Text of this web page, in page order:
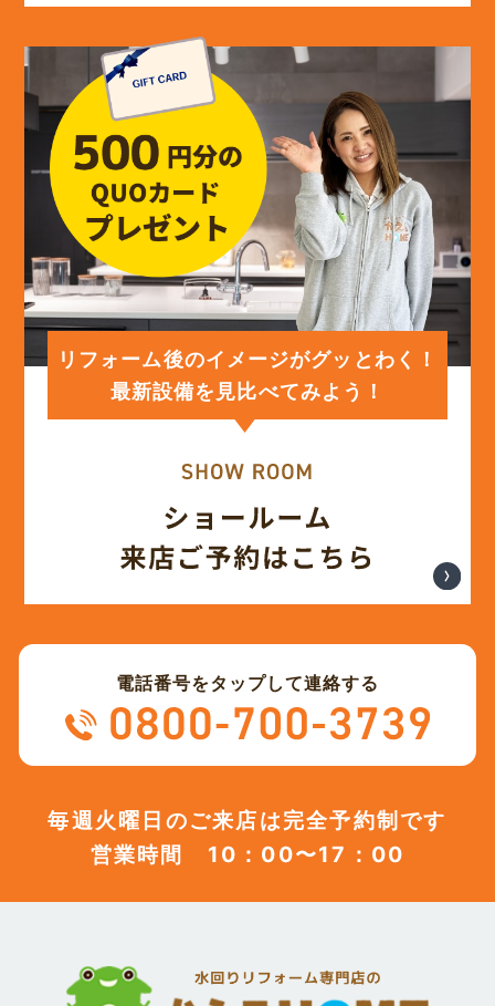
リフォーム後のイメージがグッとわく！
最新設備を見比べてみよう！
電話番号をタップして連絡する
毎週火曜日のご来店は完全予約制です
営業時間 10：00〜17：00